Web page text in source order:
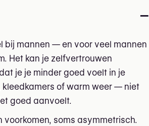
–
mannen — en voor veel mannen
Het kan je zelfvertrouwen
je je minder goed voelt in je
of warm weer — niet
goed aanvoelt.
soms asymmetrisch.